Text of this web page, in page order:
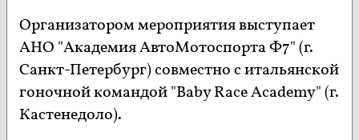
Организатором мероприятия выступает
АНО "Академия АвтоМотоспорта Ф7" (г.
Санкт-Петербург) совместно с итальянской
гоночной командой "Baby Race Academy" (г.
Кастенедоло).